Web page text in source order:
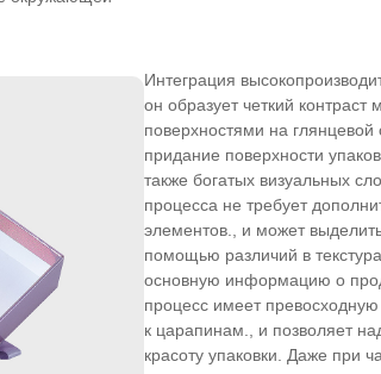
Интеграция
он образует четкий
поверхностями на глянцевой
придание поверхности
также богатых визуальных
процесса не требует
элементов., и может
помощью различий в
основную информацию о
процесс имеет превосходную
к царапинам., и позволяет
красоту упаковки. Даже при